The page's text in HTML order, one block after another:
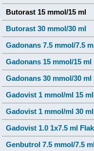
Butorast 15 mmol/15 ml
Butorast 30 mmol/30 ml
Gadonans 7.5 mmol/7.5
Gadonans 15 mmol/15 ml
Gadonans 30 mmol/30 ml
Gadovist 1 mmol/ml 15
Gadovist 1 mmol/ml 30
Gadovist 1.0 1x7.5 ml
Genbutrol 7.5 mmol/7.5